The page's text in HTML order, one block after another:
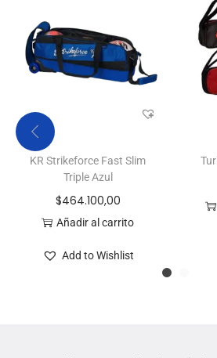
KR Strikeforce Fast Slim
Triple Azul
$464.100,00
Añadir al carrito
Add to Wishlist